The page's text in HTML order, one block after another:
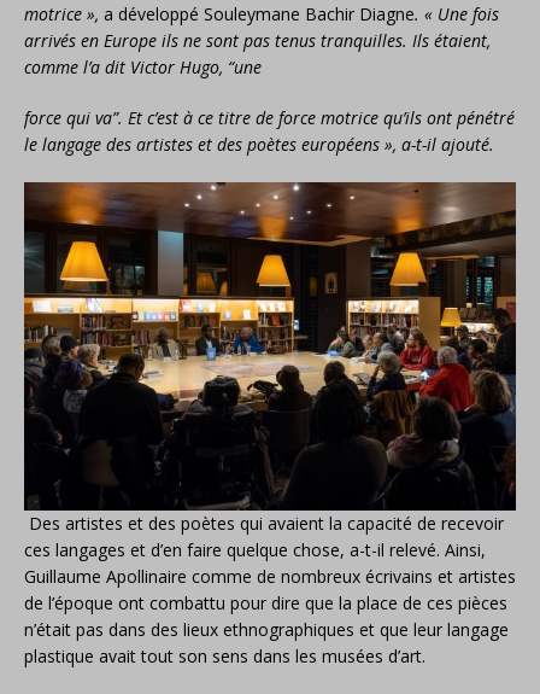
motrice », a développé Souleymane Bachir Diagne. « Une fois
arrivés en Europe ils ne sont pas tenus tranquilles. Ils étaient,
comme l’a dit Victor Hugo, “une
force qui va”. Et c’est à ce titre de force motrice qu’ils ont pénétré
le langage des artistes et des poètes européens », a-t-il ajouté.
Des artistes et des poètes qui avaient la capacité de recevoir
ces langages et d’en faire quelque chose, a-t-il relevé. Ainsi,
Guillaume Apollinaire comme de nombreux écrivains et artistes
de l’époque ont combattu pour dire que la place de ces pièces
n’était pas dans des lieux ethnographiques et que leur langage
plastique avait tout son sens dans les musées d’art.